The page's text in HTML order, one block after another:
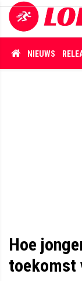
NIEUWS
Hoe
toekomst